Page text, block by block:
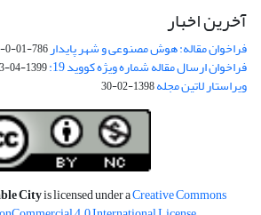
آخرین اخبار
فراخوان مقاله: هوش مصنوعی و شهر پایدار786-01-0-1279
فراخوان ارسال مقاله شماره ویژه کووید 19: 1399-04-23
ویراستار لاتین مجله1398-02-30
Cityis licensed under aCreative Commons